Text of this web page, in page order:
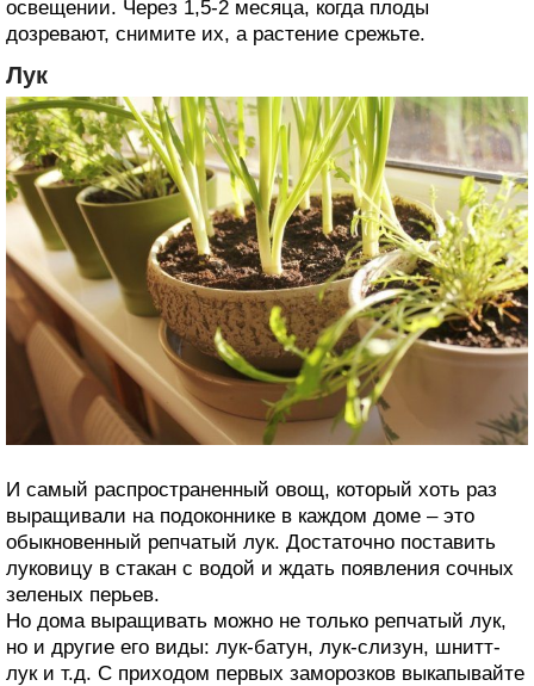
освещении. Через 1,5-2 месяца, когда плоды
дозревают, снимите их, а растение срежьте.
Лук
И самый распространенный овощ, который хоть раз
выращивали на подоконнике в каждом доме – это
обыкновенный репчатый лук. Достаточно поставить
луковицу в стакан с водой и ждать появления сочных
зеленых перьев.
Но дома выращивать можно не только репчатый лук,
но и другие его виды: лук-батун, лук-слизун, шнитт-
лук и т.д. С приходом первых заморозков выкапывайте